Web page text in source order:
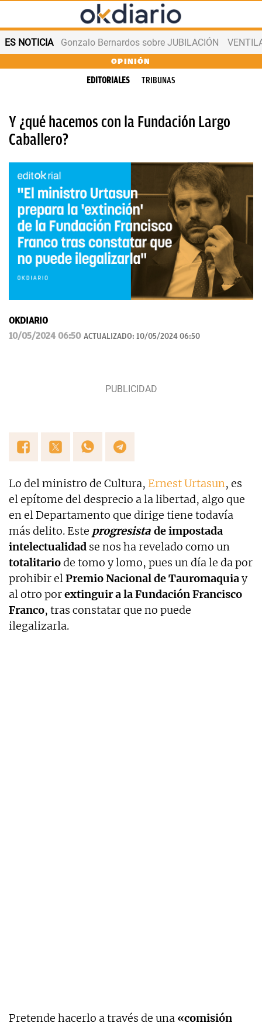
ES NOTICIA Gonzalo Bernardos sobre JUBILACIÓN
OPINIÓN
EDITORIALES TRIBUNAS
Y ¿qué hacemos con la Fundación Largo
Caballero?
OKDIARIO
10/05/2024 06:50 ACTUALIZADO: 10/05/2024 06:50
Lo del ministro de Cultura, Ernest Urtasun, es
el epítome del desprecio a la libertad, algo que
en el Departamento que dirige tiene todavía
más delito. Este progresista de impostada
intelectualidad se nos ha revelado como un
totalitariode tomo y lomo, pues un día le da por
prohibir elPremio Nacional de Tauromaquiay
al otro porextinguir a la Fundación Francisco
Franco, tras constatar que no puede
ilegalizarla.
Pretende hacerlo a través de una «comisión